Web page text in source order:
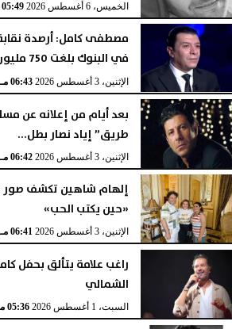
الخميس، 6 أغسطس 2026 05:49 مـ
مصطفى كامل: أرصدة
في البنوك بلغت 750 مليون جنيه
الإثنين، 3 أغسطس 2026 06:43 مـ
بعد أيام من إعلانه عن
طريق” إياد نصار بطل...
الإثنين، 3 أغسطس 2026 06:42 مـ
إلهام شاهين تكشف صور
«حين يكتب الحب»
الإثنين، 3 أغسطس 2026 06:41 مـ
راغب علامة يتألق بحفل
الشمالي
السبت، 1 أغسطس 2026 05:36 مـ